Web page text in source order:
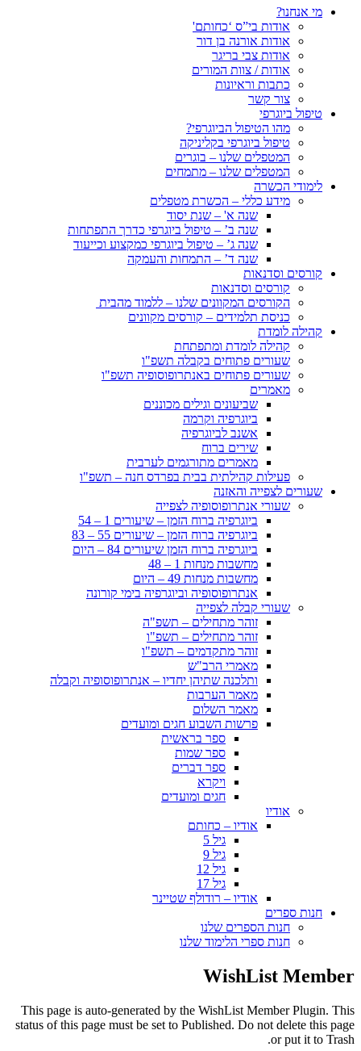
מי אנחנו?
אודות בי”ס ‘כחותם'
אודות אורנה בן דור
אודות צבי בריגר
אודות / צוות המורים
כתבות וראיונות
צור קשר
טיפול ביוגרפי
מהו הטיפול הביוגרפי?
טיפול ביוגרפי בקליניקה
המטפלים שלנו – בוגרים
המטפלים שלנו – מתמחים
לימודי הכשרה
מידע כללי – הכשרת מטפלים
שנה א' – שנת יסוד
שנה ב’ – טיפול ביוגרפי כדרך התפתחות
שנה ג’ – טיפול ביוגרפי כמקצוע וכייעוד
שנה ד’ – התמחות והעמקה
קורסים וסדנאות
קורסים וסדנאות
הקורסים המקוונים שלנו – ללמוד מהבית
כניסת תלמידים – קורסים מקוונים
קהילה לומדת
קהילה לומדת ומתפתחת
שעורים פתוחים בקבלה תשפ"ו
שעורים פתוחים באנתרופוסופיה תשפ"ו
מאמרים
שביעונים וגילים מכוננים
ביוגרפיה וקרמה
אשנב לביוגרפיה
שירים ברוח
מאמרים מתורגמים לערבית
פעילות קהילתית בבית בפרדס חנה – תשפ"ו
שעורים לצפייה והאזנה
שעורי אנתרופוסופיה לצפייה
ביוגרפיה ברוח הזמן – שיעורים 1 – 54
ביוגרפיה ברוח הזמן – שיעורים 55 – 83
ביוגרפיה ברוח הזמן שיעורים 84 – היום
מחשבות מנחות 1 – 48
מחשבות מנחות 49 – היום
אנתרופוסופיה וביוגרפיה בימי קורונה
שעורי קבלה לצפייה
זוהר מתחילים – תשפ"ה
זוהר מתחילים – תשפ"ו
זוהר מתקדמים – תשפ"ו
מאמרי הרב"ש
ותלכנה שתיהן יחדיו – אנתרופוסופיה וקבלה
מאמר הערבות
מאמר השלום
פרשות השבוע חגים ומועדים
ספר בראשית
ספר שמות
ספר דברים
ויקרא
חגים ומועדים
אודיו
אודיו – כחותם
גיל 5
גיל 9
גיל 12
גיל 17
אודיו – רודולף שטיינר
חנות ספרים
חנות הספרים שלנו
חנות ספרי הלימוד שלנו
WishList Member
This page is auto-generated by the WishList Member Plugin. This
status of this page must be set to Published. Do not delete this page
or put it to Trash.